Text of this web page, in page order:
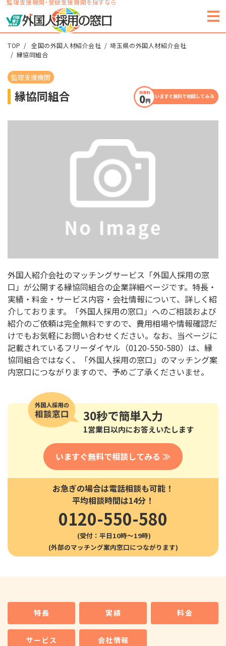
監理支援機関・登録支援機関を探すなら
TOP 全国の外国人材紹介会社
埼玉県の外国人材紹介会社
縁協同組合
監理支援機関
縁協同組合 いますぐ無料で相談してみる
外国人紹介会社のマッチングサービス「外国人採用の窓
口」が公開する縁協同組合の企業詳細ページです。特長・
実績・料金・サービス内容・会社情報について、詳しく紹
介しております。「外国人採用の窓口」へのご相談および
紹介のご依頼は完全無料ですので、費用相場や情報確認だ
けでもお気軽にお問い合わせください。なお、当ページに
記載されているフリーダイヤル（0120-550-580）は、縁
協同組合ではなく、「外国人採用の窓口」のマッチング案
内窓口につながりますので、予めご了承くださいませ。
30秒で簡単入力
1営業日以内にお答えいたします
いますぐ無料で相談してみる ≫
お急ぎの場合は電話相談も可能！
平均相談時間は14分！
0120-550-580
(受付：平日10時〜19時)
特長 実績 料金
サービス 会社情報